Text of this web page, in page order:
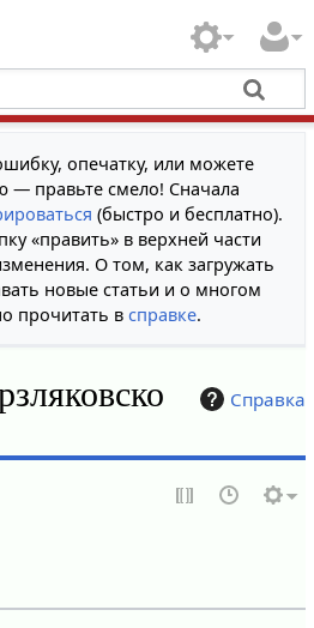
опечатку, или можете
— правьте смело! Сначала
(быстро и бесплатно).
«править» в верхней части
О том, как загружать
новые статьи и о многом
прочитать в справке.
Справка